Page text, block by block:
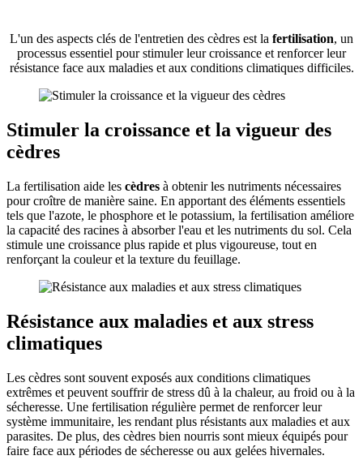
L'un des aspects clés de l'entretien des cèdres est la fertilisation, un
processus essentiel pour stimuler leur croissance et renforcer leur
résistance face aux maladies et aux conditions climatiques difficiles.
Stimuler la croissance et la vigueur des
cèdres
La fertilisation aide les cèdres à obtenir les nutriments nécessaires
pour croître de manière saine. En apportant des éléments essentiels
tels que l'azote, le phosphore et le potassium, la fertilisation améliore
la capacité des racines à absorber l'eau et les nutriments du sol. Cela
stimule une croissance plus rapide et plus vigoureuse, tout en
renforçant la couleur et la texture du feuillage.
Résistance aux maladies et aux stress
climatiques
Les cèdres sont souvent exposés aux conditions climatiques
extrêmes et peuvent souffrir de stress dû à la chaleur, au froid ou à la
sécheresse. Une fertilisation régulière permet de renforcer leur
système immunitaire, les rendant plus résistants aux maladies et aux
parasites. De plus, des cèdres bien nourris sont mieux équipés pour
faire face aux périodes de sécheresse ou aux gelées hivernales.